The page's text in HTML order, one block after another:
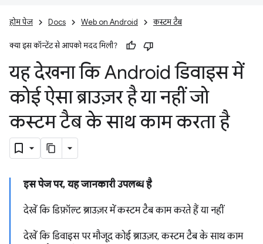
होम पेज Docs Web on Android कस्‍टम टैब
क्या इस कॉन्टेंट से आपको मदद मिली?
यह देखना कि Android डिवाइस में
कोई ऐसा ब्राउज़र है या नहीं जो
कस्टम टैब के साथ काम करता है
इस पेज पर, यह जानकारी उपलब्ध है
देखें कि डिफ़ॉल्ट ब्राउज़र में कस्टम टैब काम करते हैं या नहीं
देखें कि डिवाइस पर मौजूद कोई ब्राउज़र, कस्टम टैब के साथ काम